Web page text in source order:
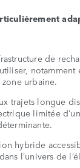
de
notamment
urbaine.
trajets longue
limitée
hybride
l’univers de